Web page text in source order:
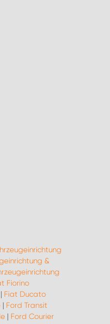
&
Fiorino
| Fiat Ducato
| Ford Transit
| Ford Courier